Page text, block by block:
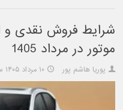
موتور در مرداد 1405
پوریا هاشم پور ۱۰ مرداد ۱۴۰۵ ساعت ۱۰:۵۸